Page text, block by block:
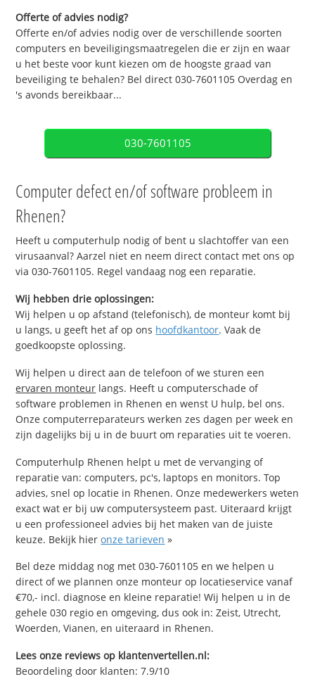
Offerte of advies nodig?
Offerte en/of advies nodig over de verschillende soorten
computers en beveiligingsmaatregelen die er zijn en waar
u het beste voor kunt kiezen om de hoogste graad van
beveiliging te behalen? Bel direct 030-7601105 Overdag en
's avonds bereikbaar...
030-7601105
Computer defect en/of software probleem in
Rhenen?
Heeft u computerhulp nodig of bent u slachtoffer van een
virusaanval? Aarzel niet en neem direct contact met ons op
via 030-7601105. Regel vandaag nog een reparatie.
Wij hebben drie oplossingen:
Wij helpen u op afstand (telefonisch), de monteur komt bij
u langs, u geeft het af op ons hoofdkantoor. Vaak de
goedkoopste oplossing.
Wij helpen u direct aan de telefoon of we sturen een
ervaren monteur langs. Heeft u computerschade of
software problemen in Rhenen en wenst U hulp, bel ons.
Onze computerreparateurs werken zes dagen per week en
zijn dagelijks bij u in de buurt om reparaties uit te voeren.
Computerhulp Rhenen helpt u met de vervanging of
reparatie van: computers, pc's, laptops en monitors. Top
advies, snel op locatie in Rhenen. Onze medewerkers weten
exact wat er bij uw computersysteem past. Uiteraard krijgt
u een professioneel advies bij het maken van de juiste
keuze. Bekijk hieronze tarieven »
Bel deze middag nog met 030-7601105 en we helpen u
direct of we plannen onze monteur op locatieservice vanaf
€70,- incl. diagnose en kleine reparatie! Wij helpen u in de
gehele 030 regio en omgeving, dus ook in: Zeist, Utrecht,
Woerden, Vianen, en uiteraard in Rhenen.
Lees onze reviews op klantenvertellen.nl:
Beoordeling door klanten:7.9/10